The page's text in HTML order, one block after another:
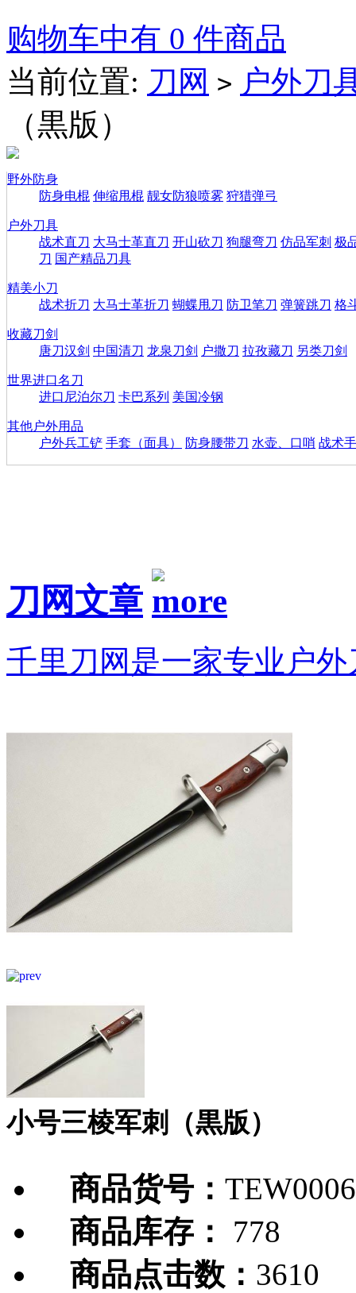
购物车中有 0 件商品
当前位置: 刀网 > 户外刀
（黒版）
野外防身
防身电棍 伸缩甩棍 靓女防狼喷雾 狩猎弹弓
户外刀具
战术直刀 大马士革直刀 开山砍刀 狗腿弯刀 仿品军刺 极
刀 国产精品刀具
精美小刀
战术折刀 大马士革折刀 蝴蝶甩刀 防卫笔刀 弹簧跳刀 格
收藏刀剑
唐刀汉剑 中国清刀 龙泉刀剑 户撒刀 拉孜藏刀 另类刀剑
世界进口名刀
进口尼泊尔刀 卡巴系列 美国冷钢
其他户外用品
户外兵工铲 手套（面具） 防身腰带刀 水壶、口哨 战术
刀网文章
千里刀网是一家专业户
小号三棱军刺（黒版）
商品货号：
商品库存：
778
商品点击数： 3610